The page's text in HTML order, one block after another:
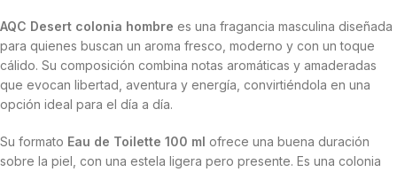
AQC Desert colonia hombre es una fragancia masculina diseñada
para quienes buscan un aroma fresco, moderno y con un toque
cálido. Su composición combina notas aromáticas y amaderadas
que evocan libertad, aventura y energía, convirtiéndola en una
opción ideal para el día a día.
Su formato Eau de Toilette 100 ml ofrece una buena duración
sobre la piel, con una estela ligera pero presente. Es una colonia